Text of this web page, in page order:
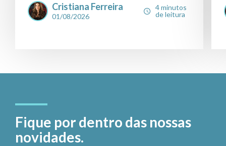
Cristiana Ferreira
01/08/2026
4 minutos
de leitura
Fique por dentro das nossas
novidades.